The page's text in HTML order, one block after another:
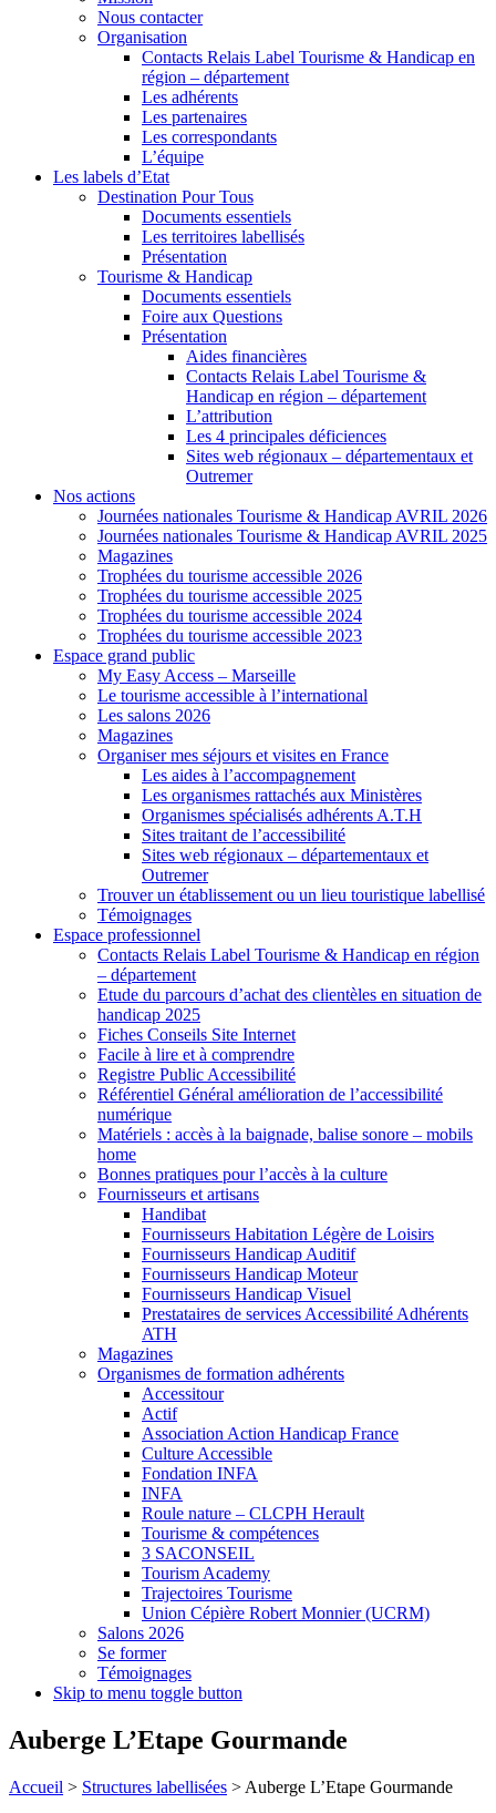
Nous contacter
Organisation
Contacts Relais Label Tourisme & Handicap en
région – département
Les adhérents
Les partenaires
Les correspondants
L’équipe
Les labels d’Etat
Destination Pour Tous
Documents essentiels
Les territoires labellisés
Présentation
Tourisme & Handicap
Documents essentiels
Foire aux Questions
Présentation
Aides financières
Contacts Relais Label Tourisme &
Handicap en région – département
L’attribution
Les 4 principales déficiences
Sites web régionaux – départementaux et
Outremer
Nos actions
Journées nationales Tourisme & Handicap AVRIL 2026
Journées nationales Tourisme & Handicap AVRIL 2025
Magazines
Trophées du tourisme accessible 2026
Trophées du tourisme accessible 2025
Trophées du tourisme accessible 2024
Trophées du tourisme accessible 2023
Espace grand public
My Easy Access – Marseille
Le tourisme accessible à l’international
Les salons 2026
Magazines
Organiser mes séjours et visites en France
Les aides à l’accompagnement
Les organismes rattachés aux Ministères
Organismes spécialisés adhérents A.T.H
Sites traitant de l’accessibilité
Sites web régionaux – départementaux et
Outremer
Trouver un établissement ou un lieu touristique labellisé
Témoignages
Espace professionnel
Contacts Relais Label Tourisme & Handicap en région
– département
Etude du parcours d’achat des clientèles en situation de
handicap 2025
Fiches Conseils Site Internet
Facile à lire et à comprendre
Registre Public Accessibilité
Référentiel Général amélioration de l’accessibilité
numérique
Matériels : accès à la baignade, balise sonore – mobils
home
Bonnes pratiques pour l’accès à la culture
Fournisseurs et artisans
Handibat
Fournisseurs Habitation Légère de Loisirs
Fournisseurs Handicap Auditif
Fournisseurs Handicap Moteur
Fournisseurs Handicap Visuel
Prestataires de services Accessibilité Adhérents
ATH
Magazines
Organismes de formation adhérents
Accessitour
Actif
Association Action Handicap France
Culture Accessible
Fondation INFA
INFA
Roule nature – CLCPH Herault
Tourisme & compétences
3 SACONSEIL
Tourism Academy
Trajectoires Tourisme
Union Cépière Robert Monnier (UCRM)
Salons 2026
Se former
Témoignages
Skip to menu toggle button
Auberge L’Etape Gourmande
Accueil > Structures labellisées > Auberge L’Etape Gourmande